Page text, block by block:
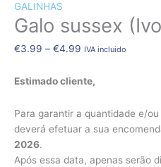
GALINHAS
Galo sussex
€3.99 – €4.99
€4.99
IVA incluido
Estimado cliente,
Para garantir a quantidade e/
deverá efetuar a sua
2026.
Após essa data, apenas serão
sussex
(Ivory)